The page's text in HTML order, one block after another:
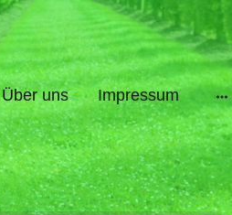
Über uns Impressum